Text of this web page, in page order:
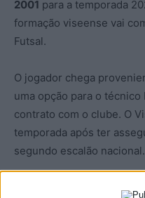
2001 para a temporada
formação viseense vai
Futsal.
O jogador chega
uma opção para o
contrato com o clube. O
temporada após ter
segundo escalão nacional.
Danilinho é o terceiro